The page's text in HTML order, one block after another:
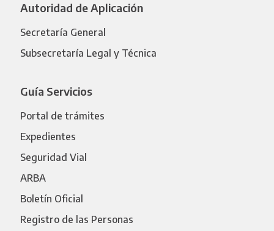
Autoridad de Aplicación
Secretaría General
Subsecretaría Legal y Técnica
Guía Servicios
Portal de trámites
Expedientes
Seguridad Vial
ARBA
Boletín Oficial
Registro de las Personas